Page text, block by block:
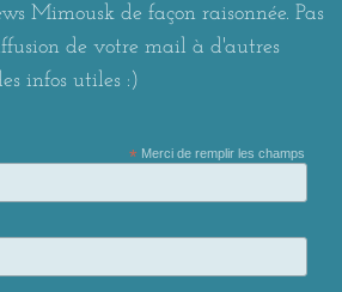
Mimousk de façon raisonnée. Pas
de votre mail à d'autres
infos utiles :)
*Merci de remplir les champs